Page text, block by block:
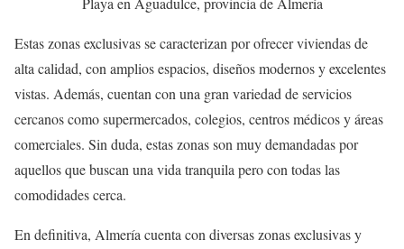
Estas zonas exclusivas se caracterizan por ofrecer viviendas de
alta calidad, con amplios espacios, diseños modernos y excelentes
vistas. Además, cuentan con una gran variedad de servicios
cercanos como supermercados, colegios, centros médicos y áreas
comerciales. Sin duda, estas zonas son muy demandadas por
aquellos que buscan una vida tranquila pero con todas las
comodidades cerca.
En definitiva, Almería cuenta con diversas zonas exclusivas y